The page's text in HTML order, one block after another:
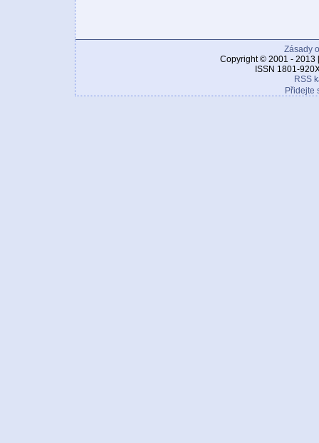
Zásady
Copyright © 2001 - 2013
ISSN 1801-
RSS
Přidejte